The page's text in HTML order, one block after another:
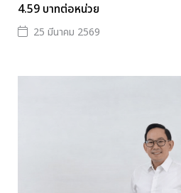
4.59 บาทต่อหน่วย
25 มีนาคม 2569